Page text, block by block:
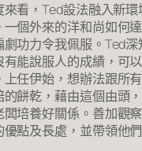
看，Ted設法融入新
一個外來的洋和尚如何
功力令我佩服。Ted
有能說服人的成績，可
任伊始，想辦法跟所
的餅乾，藉由這個由頭
闆培養好關係。善加觀
點及長處，並帶領他